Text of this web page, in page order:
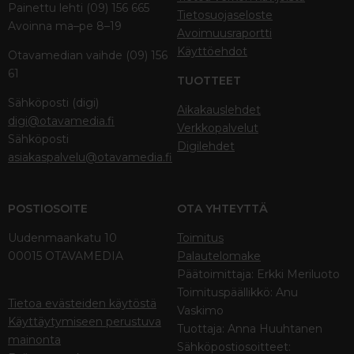
Painettu lehti (09) 156 665
Avoinna ma–pe 8–19
Otavamedian vaihde (09) 156
61
Sähköposti (digi)
digi@otavamedia.fi
Sähköposti
asiakaspalvelu@otavamedia.fi
Tietosuojaseloste
Avoimuusraportti
Käyttöehdot
TUOTTEET
Aikakauslehdet
Verkkopalvelut
Digilehdet
POSTIOSOITE
Uudenmaankatu 10
00015 OTAVAMEDIA
Tietoa evästeiden käytöstä
Käyttäytymiseen perustuva
mainonta
OTA YHTEYTTÄ
Toimitus
Palautelomake
Päätoimittaja: Erkki Meriluoto
Toimituspäällikkö: Anu
Vaskimo
Tuottaja: Anna Huuhtanen
Sähköpostiosoitteet: